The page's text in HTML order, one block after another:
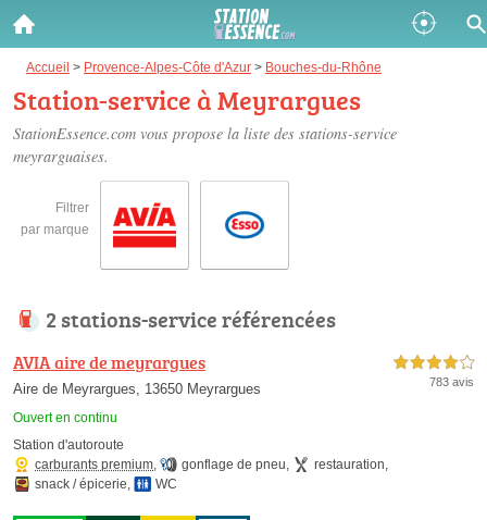
Accueil > Provence-Alpes-Côte d'Azur > Bouches-du-Rhône
Station-service à Meyrargues
StationEssence.com vous propose la liste des stations-service
meyrarguaises.
Filtrer
par marque
2 stations-service référencées
AVIA aire de meyrargues
Aire de Meyrargues, 13650 Meyrargues
Ouvert en continu
4,0 étoiles sur 5
783 avis
Station d'autoroute
carburants premium, gonflage de pneu, restauration,
snack / épicerie, WC
Gazole :
Disponible Épuisé
SP 98 :